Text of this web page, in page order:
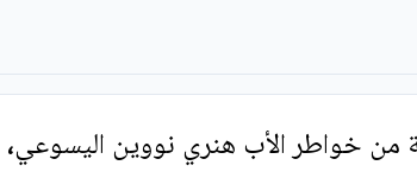
خواطر الأب هنري نووين اليسوعي،